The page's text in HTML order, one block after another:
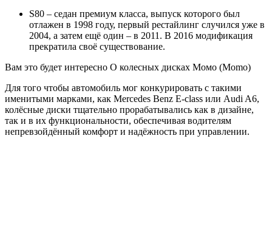
S80 – седан премиум класса, выпуск которого был
отлажен в 1998 году, первый рестайлинг случился уже в
2004, а затем ещё один – в 2011. В 2016 модификация
прекратила своё существование.
Вам это будет интересно О колесных дисках Момо (Momo)
Для того чтобы автомобиль мог конкурировать с такими
именитыми марками, как Mercedes Benz E-class или Audi A6,
колёсные диски тщательно прорабатывались как в дизайне,
так и в их функциональности, обеспечивая водителям
непревзойдённый комфорт и надёжность при управлении.